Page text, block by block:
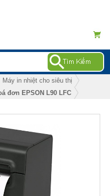
Máy in nhiệt cho siêu thị
đơn EPSON L90 LFC